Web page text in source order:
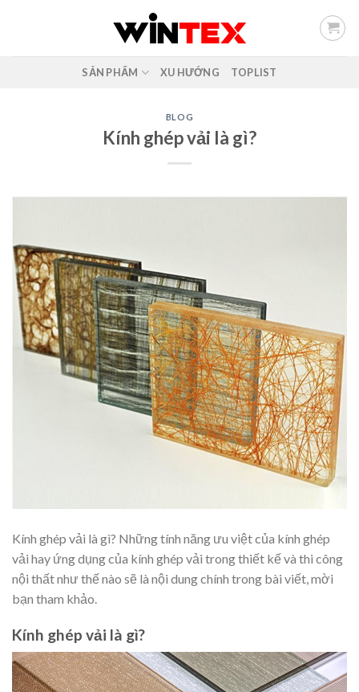
SẢN PHẨM XU HƯỚNG TOPLIST
BLOG
Kính ghép vải là gì?
Kính ghép vải là gì? Những tính năng ưu việt của kính ghép
vải hay ứng dụng của kính ghép vải trong thiết kế và thi công
nội thất như thế nào sẽ là nội dung chính trong bài viết, mời
bạn tham khảo.
Kính ghép vải là gì?